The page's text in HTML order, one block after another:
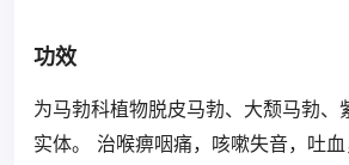
功效
为马勃科植物脱皮马勃、大颓马勃、
实体。 治喉痹咽痛，咳嗽失音，吐